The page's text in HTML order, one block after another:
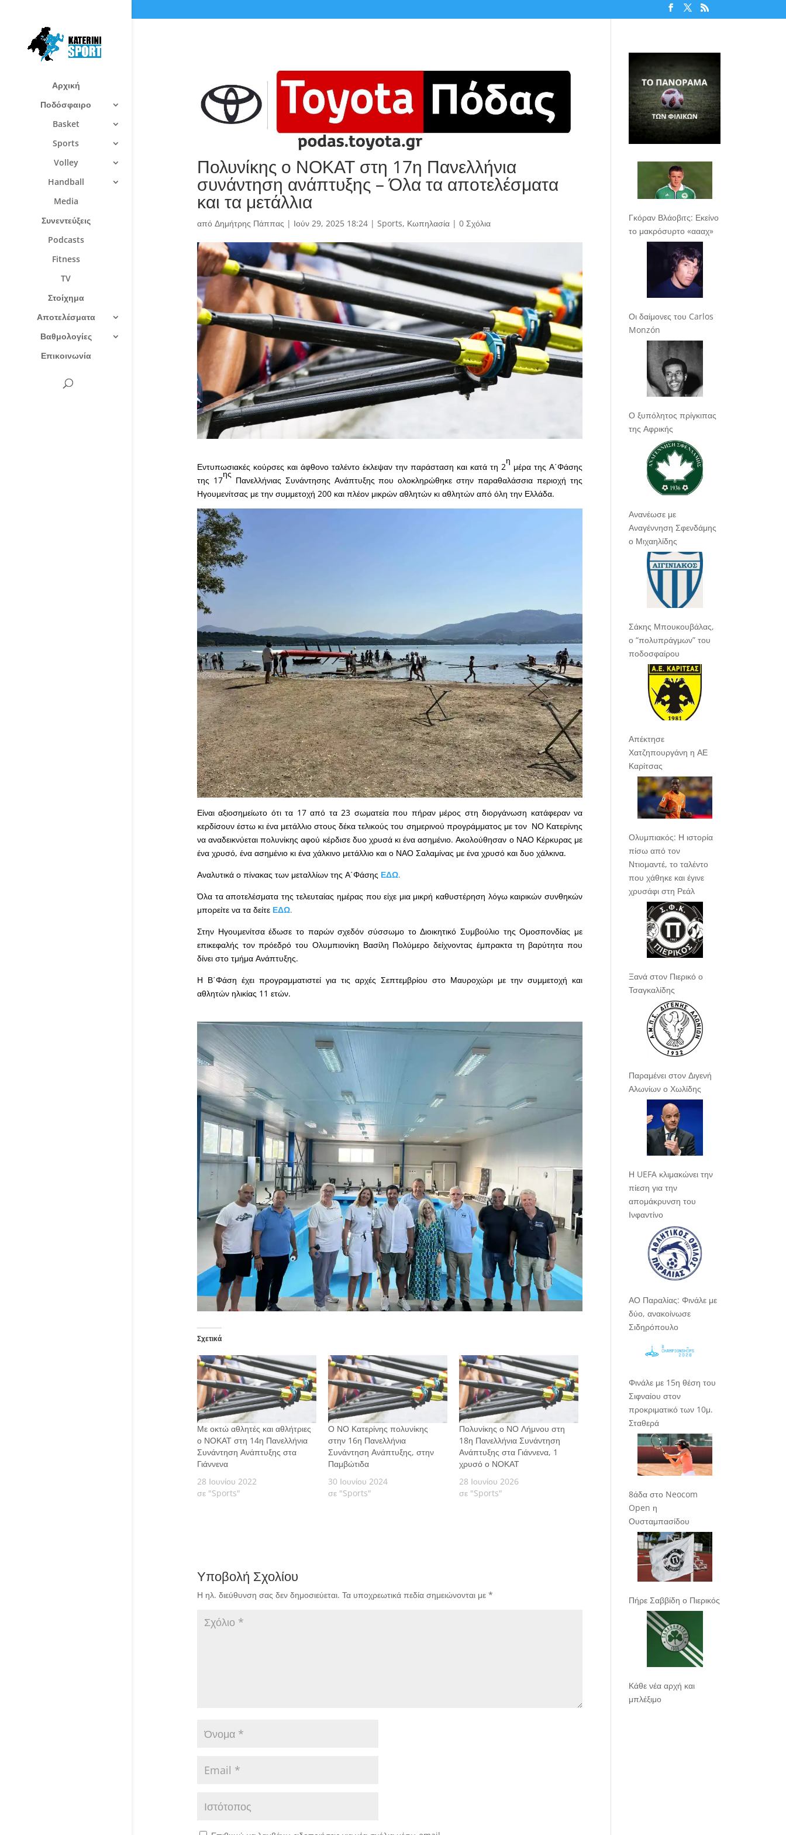
Αρχική
Ποδόσφαιρο
Basket
Sports
Volley
Handball
Media
Συνεντεύξεις
Podcasts
Fitness
TV
Στοίχημα
Αποτελέσματα
Βαθμολογίες
Επικοινωνία
Πολυνίκης ο ΝΟΚΑΤ στη 17η Πανελλήνια
συνάντηση ανάπτυξης – Όλα τα αποτελέσματα
και τα μετάλλια
από Δημήτρης Πάππας | Ιούν 29, 2025 18:24| Sports, Κωπηλασία| 0 Σχόλια
Εντυπωσιακές κούρσες και άφθονο ταλέντο έκλεψαν την παράσταση και κατά τη 2
η
μέρα της Α΄Φάσης
της 17
ης
Πανελλήνιας Συνάντησης Ανάπτυξης που ολοκληρώθηκε στην παραθαλάσσια περιοχή της
Ηγουμενίτσας με την συμμετοχή 200 και πλέον μικρών αθλητών κι αθλητών από όλη την Ελλάδα.
Είναι αξιοσημείωτο ότι τα 17 από τα 23 σωματεία που πήραν μέρος στη διοργάνωση κατάφεραν να
κερδίσουν έστω κι ένα μετάλλιο στους δέκα τελικούς του σημερινού προγράμματος με τον ΝΟ Κατερίνης
να αναδεικνύεται πολυνίκης αφού κέρδισε δυο χρυσά κι ένα ασημένιο. Ακολούθησαν ο ΝΑΟ Κέρκυρας με
ένα χρυσό, ένα ασημένιο κι ένα χάλκινο μετάλλιο και ο ΝΑΟ Σαλαμίνας με ένα χρυσό και δυο χάλκινα.
Αναλυτικά ο πίνακας των μεταλλίων της Α΄Φάσης ΕΔΩ.
Όλα τα αποτελέσματα της τελευταίας ημέρας που είχε μια μικρή καθυστέρηση λόγω καιρικών συνθηκών
μπορείτε να τα δείτε ΕΔΩ.
Στην Ηγουμενίτσα έδωσε το παρών σχεδόν σύσσωμο το Διοικητικό Συμβούλιο της Ομοσπονδίας με
επικεφαλής τον πρόεδρό του Ολυμπιονίκη Βασίλη Πολύμερο δείχνοντας έμπρακτα τη βαρύτητα που
δίνει στο τμήμα Ανάπτυξης.
Η Β΄Φάση έχει προγραμματιστεί για τις αρχές Σεπτεμβρίου στο Μαυροχώρι με την συμμετοχή και
αθλητών ηλικίας 11 ετών.
Σχετικά
Με οκτώ αθλητές και αθλήτριες
ο ΝΟΚΑΤ στη 14η Πανελλήνια
Συνάντηση Ανάπτυξης στα
Γιάννενα
28 Ιουνίου 2022
σε "Sports"
Ο ΝΟ Κατερίνης πολυνίκης
στην 16η Πανελλήνια
Συνάντηση Ανάπτυξης, στην
Παμβώτιδα
30 Ιουνίου 2024
σε "Sports"
Πολυνίκης ο ΝΟ Λήμνου στη
18η Πανελλήνια Συνάντηση
Ανάπτυξης στα Γιάννενα, 1
χρυσό ο ΝΟΚΑΤ
28 Ιουνίου 2026
σε "Sports"
Υποβολή Σχολίου
Η ηλ. διεύθυνση σας δεν δημοσιεύεται. Τα υποχρεωτικά πεδία σημειώνονται με *
Γκόραν Βλάοβιτς: Εκείνο
το μακρόσυρτο «αααχ»
Οι δαίμονες του Carlos
Monzón
Ο ξυπόλητος πρίγκιπας
της Αφρικής
Ανανέωσε με
Αναγέννηση Σφενδάμης
ο Μιχαηλίδης
Σάκης Μπουκουβάλας,
ο “πολυπράγμων” του
ποδοσφαίρου
Απέκτησε
Χατζηπουργάνη η ΑΕ
Καρίτσας
Ολυμπιακός: Η ιστορία
πίσω από τον
Ντιομαντέ, το ταλέντο
που χάθηκε και έγινε
χρυσάφι στη Ρεάλ
Ξανά στον Πιερικό ο
Τσαγκαλίδης
Παραμένει στον Διγενή
Αλωνίων ο Χωλίδης
Η UEFA κλιμακώνει την
πίεση για την
απομάκρυνση του
Ινφαντίνο
ΑΟ Παραλίας: Φινάλε με
δύο, ανακοίνωσε
Σιδηρόπουλο
Φινάλε με 15η θέση του
Σιφναίου στον
προκριματικό των 10μ.
Σταθερά
8άδα στο Neocom
Open η
Ουσταμπασίδου
Πήρε Σαββίδη ο Πιερικός
Κάθε νέα αρχή και
μπλέξιμο